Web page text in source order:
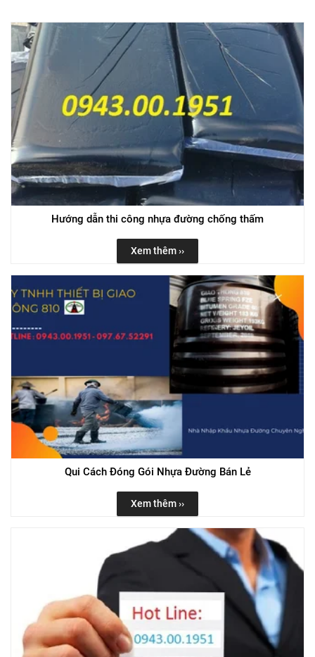
Hướng dẫn thi công nhựa đường chống thấm
Xem thêm ››
Qui Cách Đóng Gói Nhựa Đường Bán Lẻ
Xem thêm ››